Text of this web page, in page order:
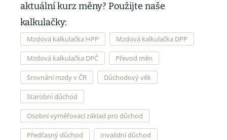
aktuální kurz měny? Použijte naše
kalkulačky:
Mzdová kalkulačka HPP Mzdová kalkulačka DPP
Mzdová kalkulačka DPČ Převod měn
Srovnání mzdy v ČR Důchodový věk
Starobní důchod
Osobní vyměřovací základ pro důchod
Předčasný důchod Invalidní důchod